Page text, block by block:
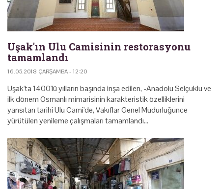
Uşak'ın Ulu Camisinin restorasyonu
tamamlandı
16.05.2018 ÇARŞAMBA - 12:20
Uşak'ta 1400'lü yılların başında inşa edilen, -Anadolu Selçuklu ve
ilk dönem Osmanlı mimarisinin karakteristik özelliklerini
yansıtan tarihi Ulu Cami'de, Vakıflar Genel Müdürlüğünce
yürütülen yenileme çalışmaları tamamlandı…